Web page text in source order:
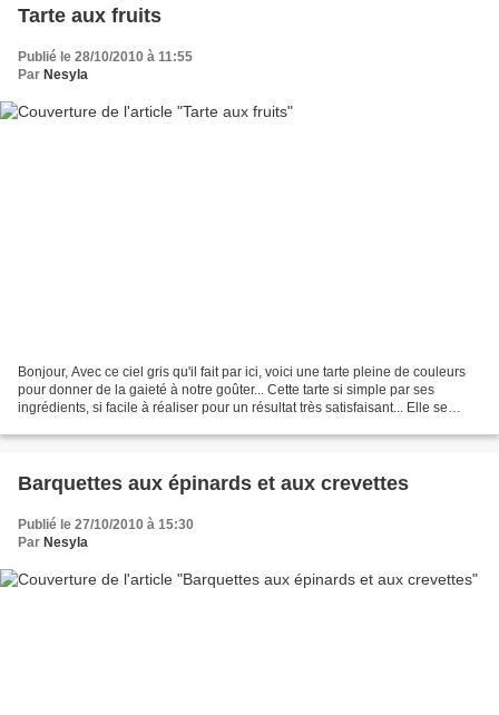
Tarte aux fruits
Publié le 28/10/2010 à 11:55
Par Nesyla
Bonjour, Avec ce ciel gris qu'il fait par ici, voici une tarte pleine de couleurs
pour donner de la gaieté à notre goûter... Cette tarte si simple par ses
ingrédients, si facile à réaliser pour un résultat très satisfaisant... Elle se
Barquettes aux épinards et aux crevettes
Publié le 27/10/2010 à 15:30
Par Nesyla